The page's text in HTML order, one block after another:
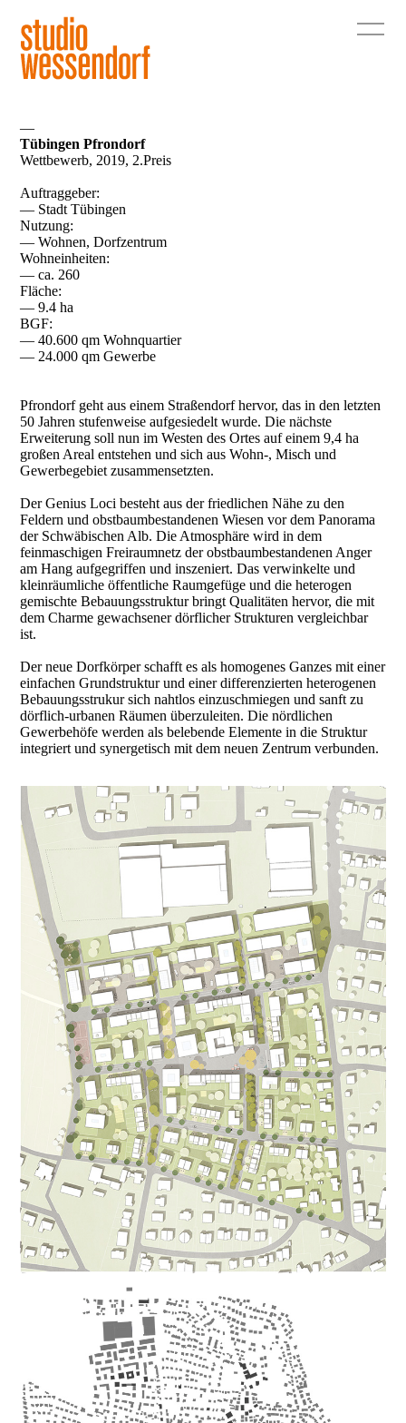
—
Tübingen Pfrondorf
Wettbewerb, 2019, 2.Preis
Auftraggeber:
— Stadt Tübingen
Nutzung:
— Wohnen, Dorfzentrum
Wohneinheiten:
— ca. 260
Fläche:
— 9.4 ha
BGF:
— 40.600 qm Wohnquartier
— 24.000 qm Gewerbe
Pfrondorf geht aus einem Straßendorf hervor, das in den letzten
50 Jahren stufenweise aufgesiedelt wurde. Die nächste
Erweiterung soll nun im Westen des Ortes auf einem 9,4 ha
großen Areal entstehen und sich aus Wohn-, Misch und
Gewerbegebiet zusammensetzten.
Der Genius Loci besteht aus der friedlichen Nähe zu den
Feldern und obstbaumbestandenen Wiesen vor dem Panorama
der Schwäbischen Alb. Die Atmosphäre wird in dem
feinmaschigen Freiraumnetz der obstbaumbestandenen Anger
am Hang aufgegriffen und inszeniert. Das verwinkelte und
kleinräumliche öffentliche Raumgefüge und die heterogen
gemischte Bebauungsstruktur bringt Qualitäten hervor, die mit
dem Charme gewachsener dörflicher Strukturen vergleichbar
ist.
Der neue Dorfkörper schafft es als homogenes Ganzes mit einer
einfachen Grundstruktur und einer differenzierten heterogenen
Bebauungsstrukur sich nahtlos einzuschmiegen und sanft zu
dörflich-urbanen Räumen überzuleiten. Die nördlichen
Gewerbehöfe werden als belebende Elemente in die Struktur
integriert und synergetisch mit dem neuen Zentrum verbunden.